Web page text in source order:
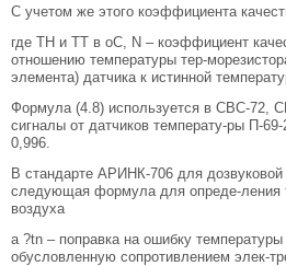
С учетом же этого коэффициента
где ТН и ТТ в оС, N – коэффициент
отношению температуры тер-
элемента) датчика к истинной
Формула (4.8) используется в СВС-72,
сигналы от датчиков температу-ры П-
0,996.
В стандарте АРИНК-706 для
следующая формула для опреде-ления
воздуха
а ?tn – поправка на ошибку температуры
обусловленную сопротивлением элек-